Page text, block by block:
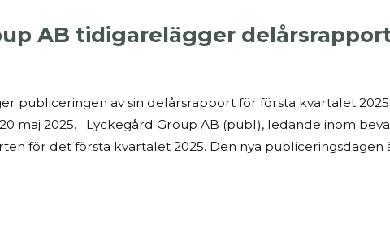
AB tidigarelägger
publiceringen av sin delårsrapport för första kvartalet
maj 2025. Lyckegård Group AB (publ), ledande inom
för det första kvartalet 2025. Den nya publiceringsdagen